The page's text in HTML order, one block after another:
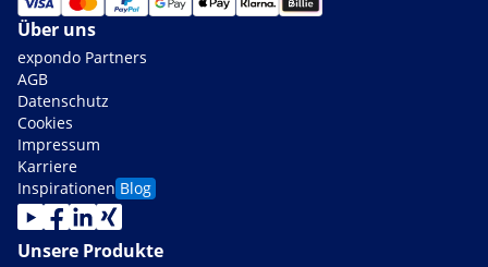
Über uns
expondo Partners
AGB
Datenschutz
Cookies
Impressum
Karriere
Inspirationen Blog
Unsere Produkte